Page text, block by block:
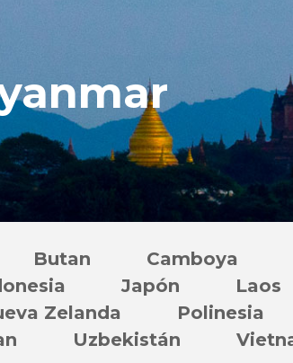
Butan Camboya
Japón Laos
Zelanda Polinesia
Uzbekistán